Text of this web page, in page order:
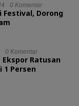
0 Komentar
Festival, Dorong
0 Komentar
Ratusan
1 Persen